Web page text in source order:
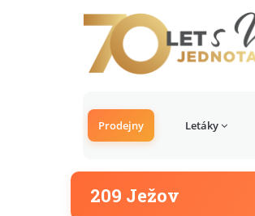
Prodejny Letáky
209 Ježov